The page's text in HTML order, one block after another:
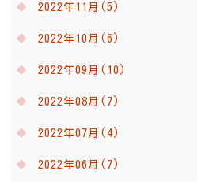
2022年11月(5)
2022年10月(6)
2022年09月(10)
2022年08月(7)
2022年07月(4)
2022年06月(7)